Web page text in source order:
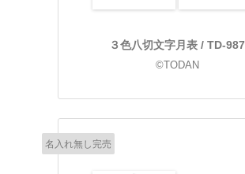
３色八切文字月表 / TD-987
©TODAN
名入れ無し完売